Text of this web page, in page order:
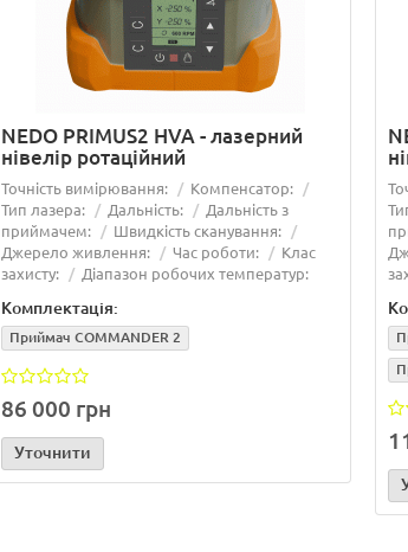
Нова поставка 15.07.2026
..
Читати далі... 15/07/2026
..
NEDO PRIMUS2 HVA - лазерний
нівелір ротаційний
Точність вимірювання:
Компенсатор:
Тип лазера:
Дальність:
Дальність з
приймачем:
Швидкість сканування:
Джерело живлення:
Час роботи:
Клас
захисту:
Діапазон робочих температур:
Комплектація:
Приймач COMMANDER 2
86 000 грн
Уточнити